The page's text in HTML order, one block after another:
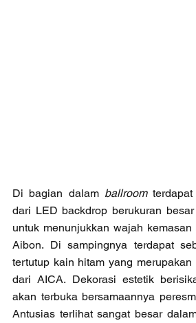
Di bagian dalam ballroom
dari LED backdrop berukuran
untuk menunjukkan wajah
Aibon. Di sampingnya terdapat
tertutup kain hitam yang
dari AICA. Dekorasi estetik
akan terbuka bersamaannya
Antusias terlihat sangat besar